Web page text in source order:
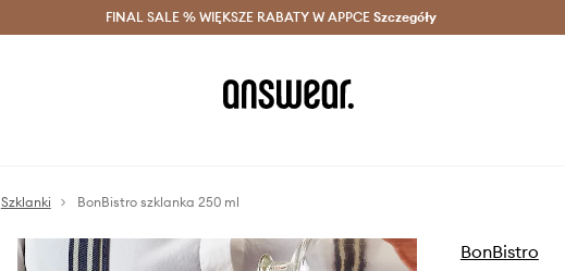
Oszczędzaj z Answear Club > Dostawa nawet w 24h >
FINAL SALE % WIĘKSZE RABATY W APPCE Szczegóły
Szklanki BonBistro szklanka 250 ml
BonBistro